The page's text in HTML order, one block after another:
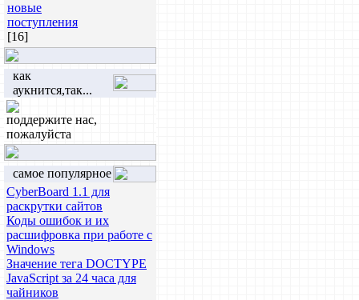
новые
поступления
[16]
как
аукнится,так...
поддержите нас,
пожалуйста
самое популярное
CyberBoard 1.1 для
раскрутки сайтов
Коды ошибок и их
расшифровка при работе с
Windows
Значение тега DOCTYPE
JavaScript за 24 часа для
чайников